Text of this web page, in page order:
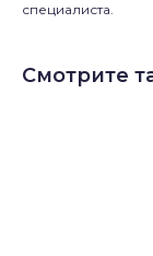
специалиста.
Смотрите